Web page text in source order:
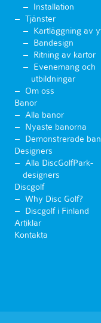
Installation
Tjänster
Kartläggning av
Bandesign
Ritning av kartor
Evenemang och
utbildningar
Om oss
Banor
Alla banor
Nyaste banorna
Demonstrerade
Designers
Alla DiscGolfPark-
designers
Discgolf
Why Disc Golf?
Discgolf i Finland
Artiklar
Kontakta